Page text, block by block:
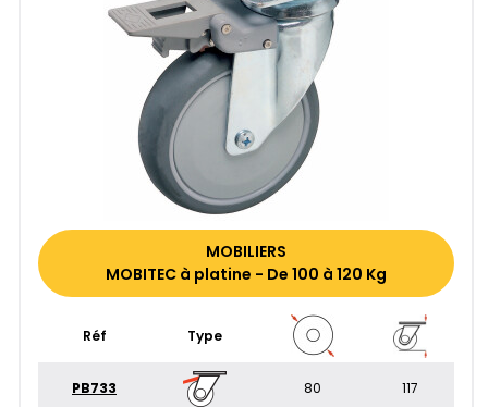
MOBILIERS
MOBITEC à platine - De 100 à 120 Kg
Réf Type
PB733 80 117